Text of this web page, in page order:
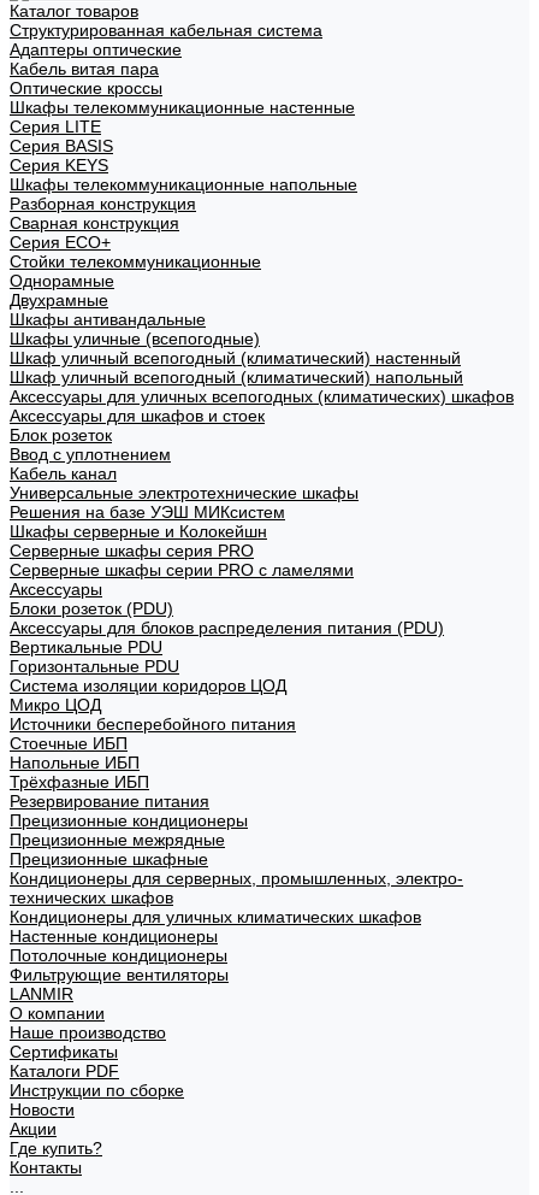
Каталог товаров
Структурированная кабельная система
Адаптеры оптические
Кабель витая пара
Оптические кроссы
Шкафы телекоммуникационные настенные
Cерия LITE
Cерия BASIS
Cерия KEYS
Шкафы телекоммуникационные напольные
Разборная конструкция
Сварная конструкция
Серия ECO+
Стойки телекоммуникационные
Однорамные
Двухрамные
Шкафы антивандальные
Шкафы уличные (всепогодные)
Шкаф уличный всепогодный (климатический) настенный
Шкаф уличный всепогодный (климатический) напольный
Аксессуары для уличных всепогодных (климатических) шкафов
Аксессуары для шкафов и стоек
Блок розеток
Ввод с уплотнением
Кабель канал
Универсальные электротехнические шкафы
Решения на базе УЭШ МИКсистем
Шкафы серверные и Колокейшн
Серверные шкафы серия PRO
Серверные шкафы серии PRO с ламелями
Аксессуары
Блоки розеток (PDU)
Аксессуары для блоков распределения питания (PDU)
Вертикальные PDU
Горизонтальные PDU
Система изоляции коридоров ЦОД
Микро ЦОД
Источники бесперебойного питания
Стоечные ИБП
Напольные ИБП
Трёхфазные ИБП
Резервирование питания
Прецизионные кондиционеры
Прецизионные межрядные
Прецизионные шкафные
Кондиционеры для серверных, промышленных, электро-
технических шкафов
Кондиционеры для уличных климатических шкафов
Настенные кондиционеры
Потолочные кондиционеры
Фильтрующие вентиляторы
LANMIR
О компании
Наше производство
Сертификаты
Каталоги PDF
Инструкции по сборке
Новости
Акции
Где купить?
Контакты